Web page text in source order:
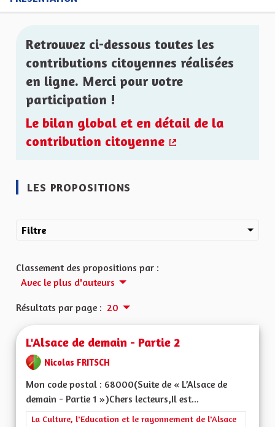
Retrouvez ci-dessous toutes les
contributions citoyennes réalisées
en ligne. Merci pour votre
participation !
Le bilan global et en détail de la
contribution citoyenne
LES PROPOSITIONS
Filtre
Classement des propositions par :
Avec le plus d'auteurs
Résultats par page : 20
L'Alsace de demain - Partie 2
Nicolas FRITSCH
Mon code postal : 68000(Suite de « L’Alsace de
demain - Partie 1 »)Chers lecteurs,Il est...
Filtrer les résultats de la catégorie : La Culture, l'Education et
La Culture, l'Education et le rayonnement de l'Alsace